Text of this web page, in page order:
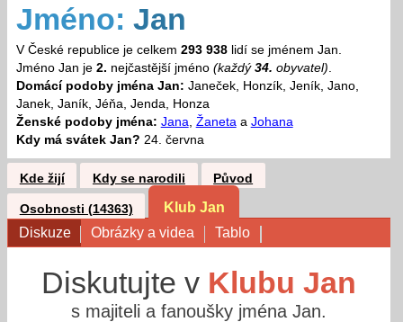
Jméno: Jan
V České republice je celkem 293 938lidí se jménem Jan.
Jméno Jan je 2. nejčastější jméno (každý 34. obyvatel).
Domácí podoby jména Jan: Janeček, Honzík, Jeník, Jano,
Janek, Janík, Jéňa, Jenda, Honza
Ženské podoby jména: Jana, Žanetaa Johana
Kdy má svátek Jan? 24. června
Kde žijí Kdy se narodili Původ
Osobnosti (14363)
Klub Jan
Diskuze
Obrázky a videa Tablo
Diskutujte v Klubu Jan
s majiteli a fanoušky jména Jan.